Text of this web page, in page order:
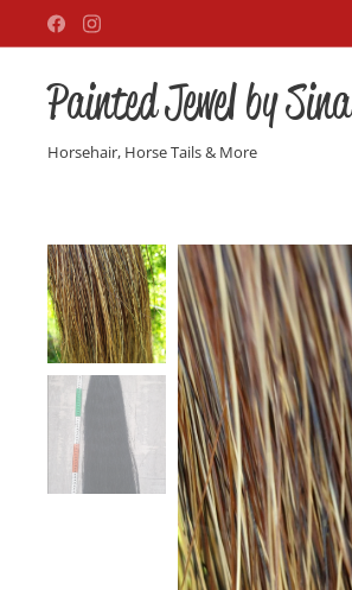
Painted Jewel by Sina
Horsehair, Horse Tails & More